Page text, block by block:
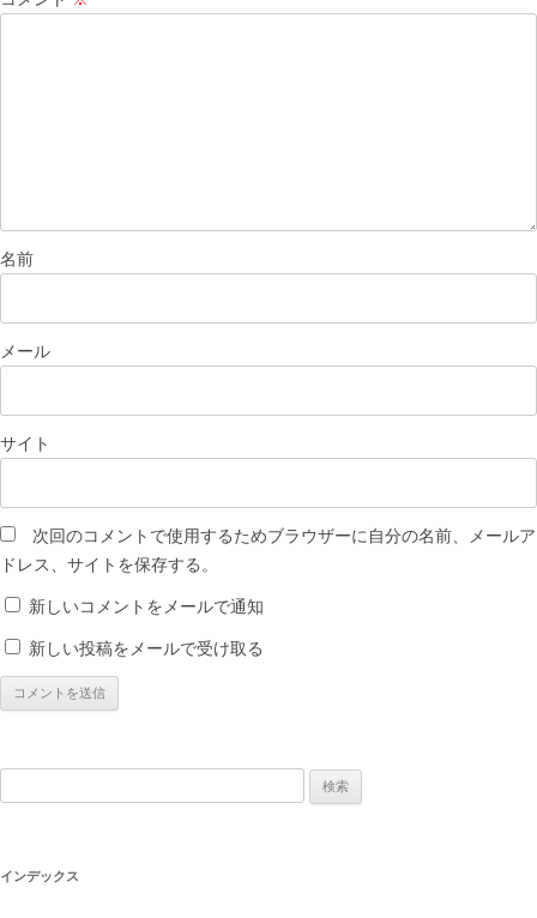
名前
メール
サイト
次回のコメントで使用するためブラウザーに自分の名前、メールア
ドレス、サイトを保存する。
新しいコメントをメールで通知
新しい投稿をメールで受け取る
インデックス